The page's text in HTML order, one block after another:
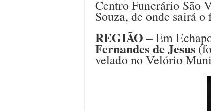
Centro Funerário São
Souza, de onde sairá o
REGIÃO – Em
Fernandes de Jesus
velado no Velório